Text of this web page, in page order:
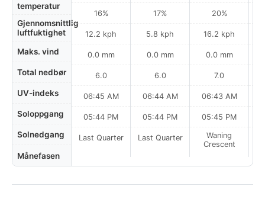
temperatur
Gjennomsnittlig
luftfuktighet
Maks. vind
Total nedbør
UV-indeks
Soloppgang
Solnedgang
Månefasen
16%
12.2 kph
0.0 mm
6.0
06:45 AM
05:44 PM
Last Quarter
17%
5.8 kph
0.0 mm
6.0
06:44 AM
05:44 PM
Last Quarter
20%
16.2 kph
0.0 mm
7.0
06:43 AM
05:45 PM
Waning
Crescent